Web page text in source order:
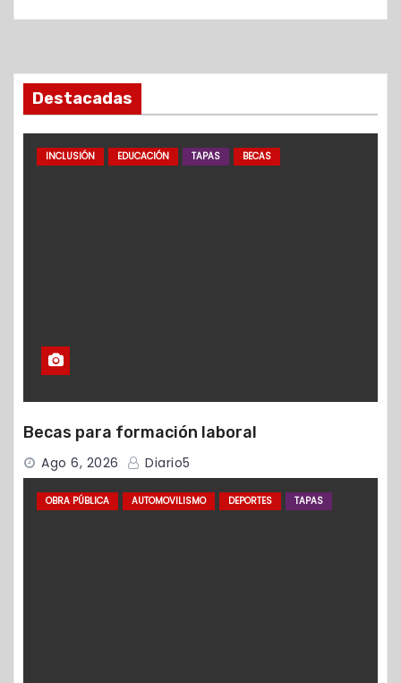
Destacadas
INCLUSIÓN EDUCACIÓN TAPAS BECAS
Becas para formación laboral
Ago 6, 2026 Diario5
OBRA PÚBLICA AUTOMOVILISMO DEPORTES TAPAS